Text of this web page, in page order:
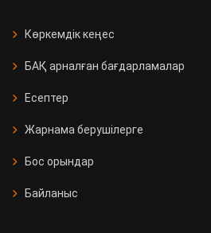
Көркемдік кеңес
БАҚ арналған бағдарламалар
Есептер
Жарнама берушілерге
Бос орындар
Байланыс